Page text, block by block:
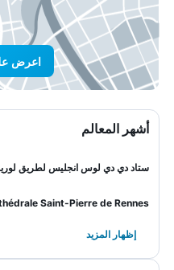
اعرض
أشهر المعالم
ستاد دي دي لوس انجليس لطريق
Saint-Pierre de Rennes
إظهار المزيد